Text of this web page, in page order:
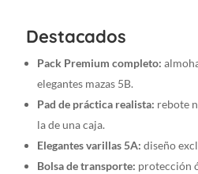
Destacados
Pack Premium completo:
elegantes mazas 5B.
Pad de práctica realista: rebote
la de una caja.
Elegantes varillas 5A: diseño
Bolsa de transporte: protección